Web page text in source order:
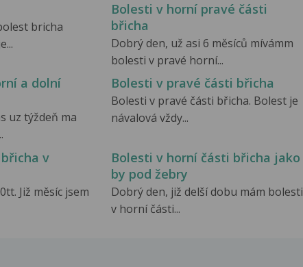
bricha
Bolesti v horní pravé části
břicha
Dobrý den, už asi 6 měsíců mívámm
bolesti v pravé horní...
a dolní
uz týždeň ma
Bolesti v pravé části břicha
Bolesti v pravé části břicha. Bolest je
návalová vždy...
v
Již měsíc jsem
Bolesti v horní části břicha jako
by pod žebry
Dobrý den, již delší dobu mám bolesti
v horní části...